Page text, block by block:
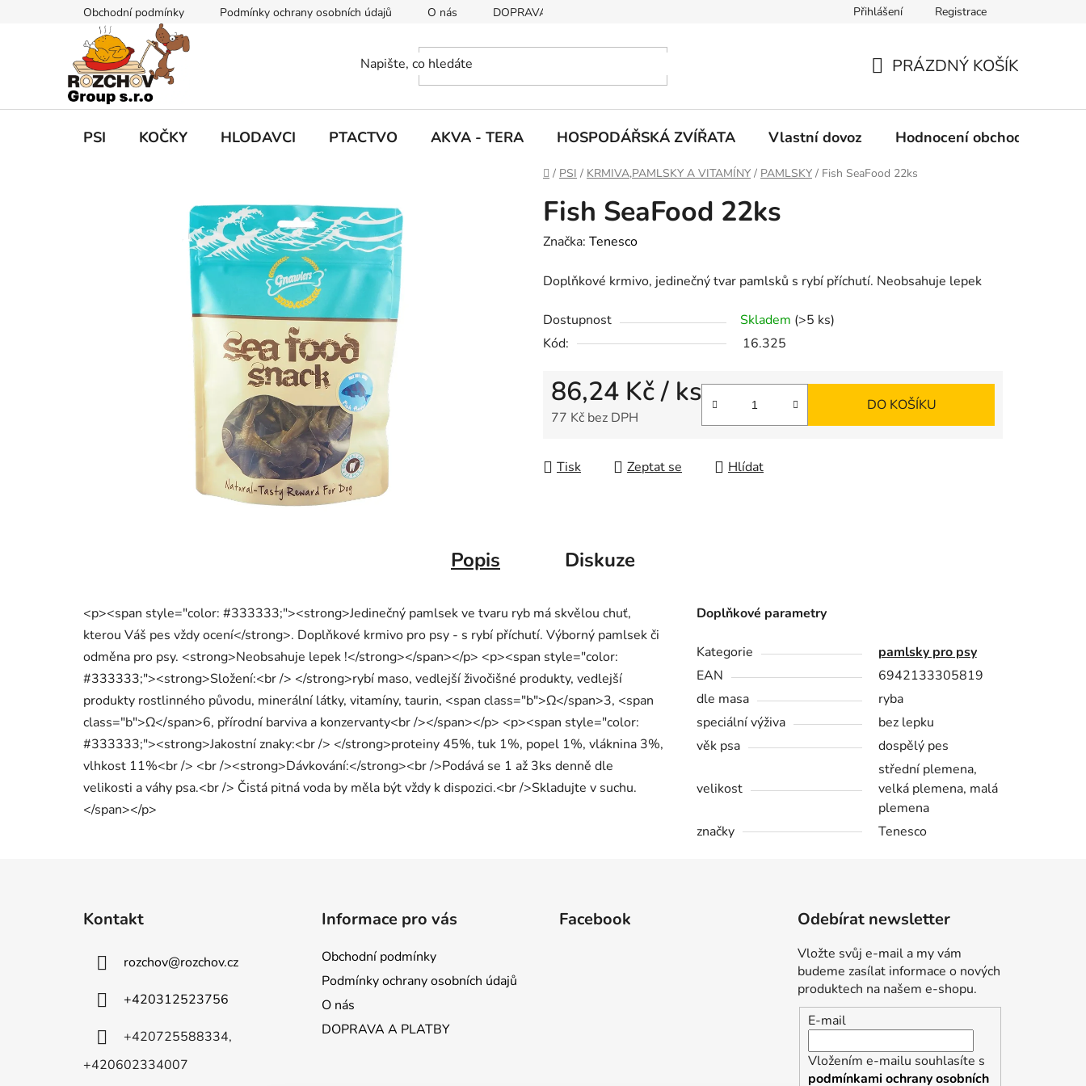
n
Obchodní podmínky Podmínky ochrany osobních údajů O nás DOPRAVA A PLATBY Přihlášení Registrace
K
N
O
PRÁZDNÝ KOŠÍK
PSI KOČKY HLODAVCI PTACTVO AKVA - TERA HOSPODÁŘSKÁ ZVÍŘATA Vlastní dovoz Hodnocení obchodu
D
m
ů
/ PSI / KRMIVA,PAMLSKY A VITAMÍNY / PAMLSKY / Fish SeaFood 22ks
Fish SeaFood 22ks
Značka: Tenesco
Doplňkové krmivo, jedinečný tvar pamlsků s rybí příchutí. Neobsahuje lepek
Dostupnost Skladem (>5 ks)
Kód:
16.325
86,24 Kč/ ks
77 Kč bez DPH
DO KOŠÍKU
Tisk Zeptat se Hlídat
Popis Diskuze
<p><span style="color: #333333;"><strong>Jedinečný pamlsek ve tvaru ryb má skvělou chuť,
kterou Váš pes vždy ocení</strong>. Doplňkové krmivo pro psy - s rybí příchutí. Výborný pamlsek či
odměna pro psy. <strong>Neobsahuje lepek !</strong></span></p> <p><span style="color:
#333333;"><strong>Složení:<br /> </strong>rybí maso, vedlejší živočišné produkty, vedlejší
produkty rostlinného původu, minerální látky, vitamíny, taurin, <span class="b">Ω</span>3, <span
class="b">Ω</span>6, přírodní barviva a konzervanty<br /></span></p> <p><span style="color:
#333333;"><strong>Jakostní znaky:<br /> </strong>proteiny 45%, tuk 1%, popel 1%, vláknina 3%,
vlhkost 11%<br /> <br /><strong>Dávkování:</strong><br />Podává se 1 až 3ks denně dle
velikosti a váhy psa.<br /> Čistá pitná voda by měla být vždy k dispozici.<br />Skladujte v suchu.
</span></p>
Doplňkové parametry
Kategorie
pamlsky pro psy
EAN
6942133305819
dle masa
ryba
speciální výživa
bez lepku
věk psa
dospělý pes
velikost
střední plemena,
velká plemena, malá
plemena
značky
Tenesco
Kontakt
rozchov@rozchov.cz
+420312523756
+420725588334,
+420602334007
Informace pro vás
Obchodní podmínky
Podmínky ochrany osobních údajů
O nás
DOPRAVA A PLATBY
Facebook Odebírat newsletter
Vložte svůj e-mail a my vám
budeme zasílat informace o nových
produktech na našem e-shopu.
E-mail
Vložením e-mailu souhlasíte s
podmínkami ochrany osobních